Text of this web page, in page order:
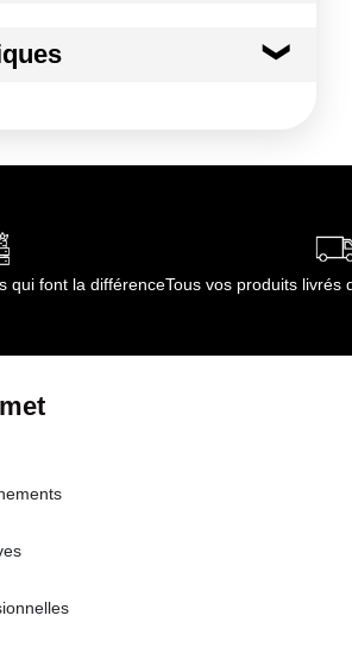
tenir hors de portée des enfants.
40 ° C
40 ° C
produit :Pas de durée limitée
qui font la différenceTous vos produits livrés